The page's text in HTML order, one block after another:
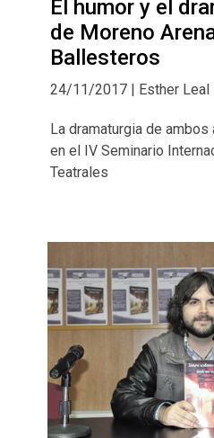
El humor y el
de Moreno
Ballesteros
24/11/2017 | Esther Leal
La dramaturgia de
en el IV Seminario
Teatrales